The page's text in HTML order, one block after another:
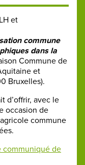
et
commune
dans la
Commune de
et
Bruxelles).
d’offrir, avec le
occasion de
commune
communiqué de